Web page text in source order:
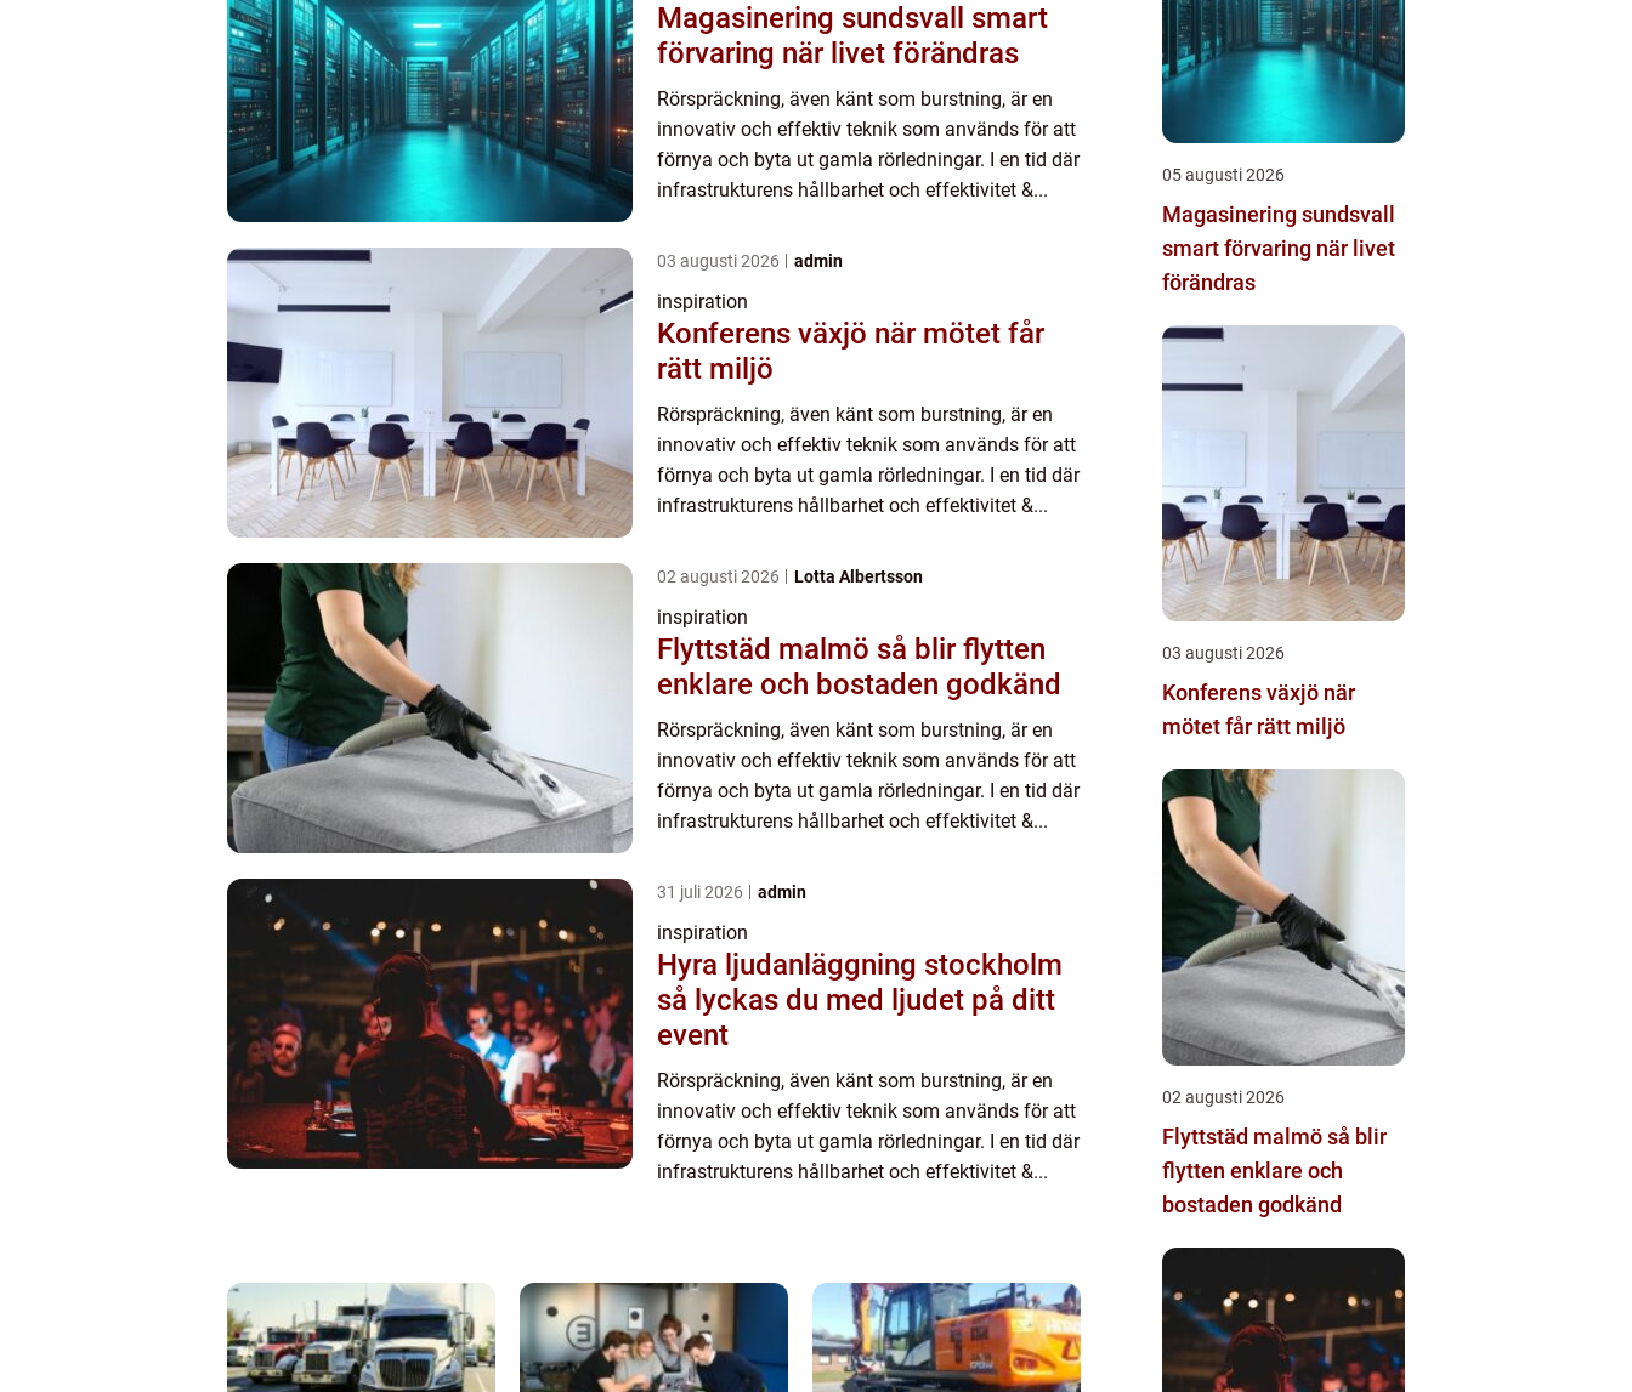
Magasinering sundsvall smart
förvaring när livet förändras
Rörspräckning, även känt som burstning, är en
innovativ och effektiv teknik som används för att
förnya och byta ut gamla rörledningar. I en tid där
infrastrukturens hållbarhet och effektivitet &...
03 augusti 2026 admin
inspiration
Konferens växjö när mötet får
rätt miljö
Rörspräckning, även känt som burstning, är en
innovativ och effektiv teknik som används för att
förnya och byta ut gamla rörledningar. I en tid där
infrastrukturens hållbarhet och effektivitet &...
02 augusti 2026 Lotta Albertsson
inspiration
Flyttstäd malmö så blir flytten
enklare och bostaden godkänd
Rörspräckning, även känt som burstning, är en
innovativ och effektiv teknik som används för att
förnya och byta ut gamla rörledningar. I en tid där
infrastrukturens hållbarhet och effektivitet &...
31 juli 2026 admin
inspiration
Hyra ljudanläggning stockholm
så lyckas du med ljudet på ditt
event
Rörspräckning, även känt som burstning, är en
innovativ och effektiv teknik som används för att
förnya och byta ut gamla rörledningar. I en tid där
infrastrukturens hållbarhet och effektivitet &...
05 augusti 2026
Magasinering sundsvall
smart förvaring när livet
förändras
03 augusti 2026
Konferens växjö när
mötet får rätt miljö
02 augusti 2026
Flyttstäd malmö så blir
flytten enklare och
bostaden godkänd